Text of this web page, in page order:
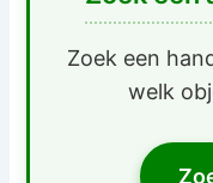
Zoek een
welk